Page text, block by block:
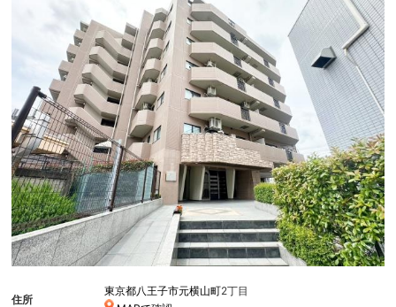
住所
東京都八王子市元横山町2丁目